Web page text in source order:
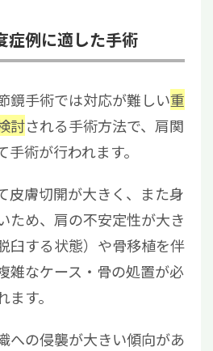
症例に適した手術
鏡手術では対応が難しい重
討される手術方法で、肩関
術が行われます。
皮膚切開が大きく、また身
ため、肩の不安定性が大き
臼する状態）や骨移植を伴
雑なケース・骨の処置が必
す。
への侵襲が大きい傾向があ